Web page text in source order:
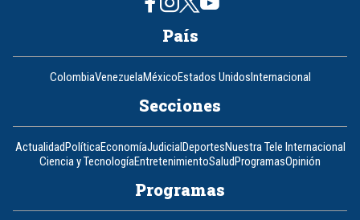
País
ColombiaVenezuelaMéxicoEstados UnidosInternacional
Secciones
ActualidadPolíticaEconomíaJudicialDeportesNuestra Tele Internacional
Ciencia y TecnologíaEntretenimientoSaludProgramasOpinión
Programas